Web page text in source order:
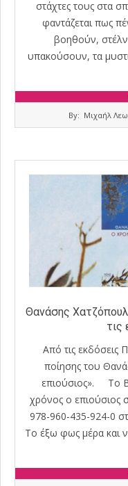
στάχτες τους στα
φαντάζεται πως
βοηθούν,
υπακούσουν, τα
By: Μιχαήλ
Θανάσης
τις
Aπό τις εκδόσεις
ποίησης του
επιούσιος». Το
χρόνος ο επιούσιος
978-960-435-924-0
Το έξω φως μέρα και